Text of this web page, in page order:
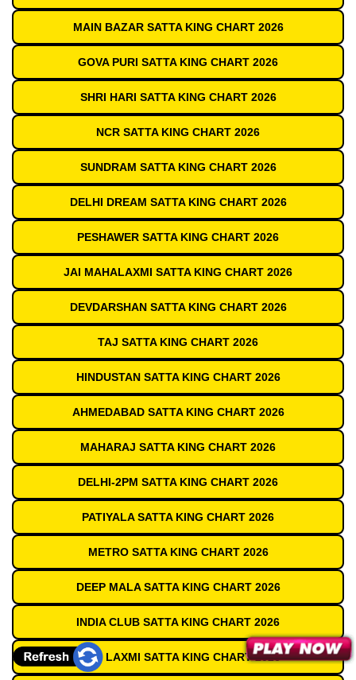
MAIN BAZAR SATTA KING CHART 2026
GOVA PURI SATTA KING CHART 2026
SHRI HARI SATTA KING CHART 2026
NCR SATTA KING CHART 2026
SUNDRAM SATTA KING CHART 2026
DELHI DREAM SATTA KING CHART 2026
PESHAWER SATTA KING CHART 2026
JAI MAHALAXMI SATTA KING CHART 2026
DEVDARSHAN SATTA KING CHART 2026
TAJ SATTA KING CHART 2026
HINDUSTAN SATTA KING CHART 2026
AHMEDABAD SATTA KING CHART 2026
MAHARAJ SATTA KING CHART 2026
DELHI-2PM SATTA KING CHART 2026
PATIYALA SATTA KING CHART 2026
METRO SATTA KING CHART 2026
DEEP MALA SATTA KING CHART 2026
INDIA CLUB SATTA KING CHART 2026
SHRI LAXMI SATTA KING CHART 2026